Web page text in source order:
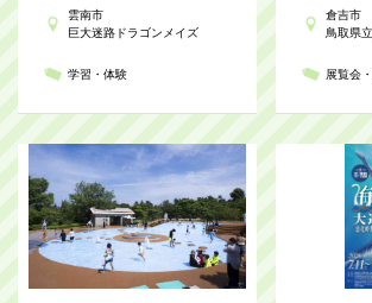
雲南市
巨大迷路ドラゴンメイズ
学習・体験
倉吉市
鳥取県
展覧会